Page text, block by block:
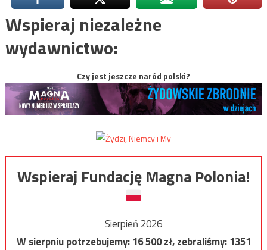
Wspieraj niezależne
wydawnictwo:
Czy jest jeszcze naród polski?
Wspieraj Fundację Magna Polonia!
Sierpień 2026
W sierpniu potrzebujemy:16 500zł, zebraliśmy:1351